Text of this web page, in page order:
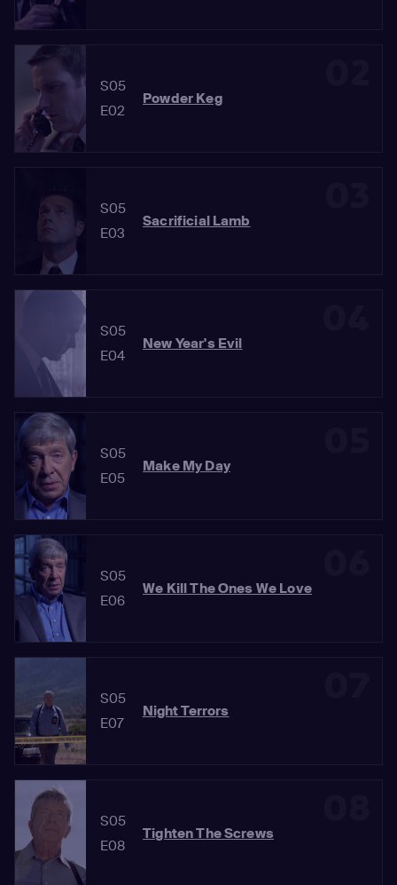
S05
E02
Powder Keg
S05
E03
Sacrificial Lamb
S05
E04
New Year's Evil
S05
E05
Make My Day
S05
E06
We Kill The Ones We Love
S05
E07
Night Terrors
S05
E08
Tighten The Screws